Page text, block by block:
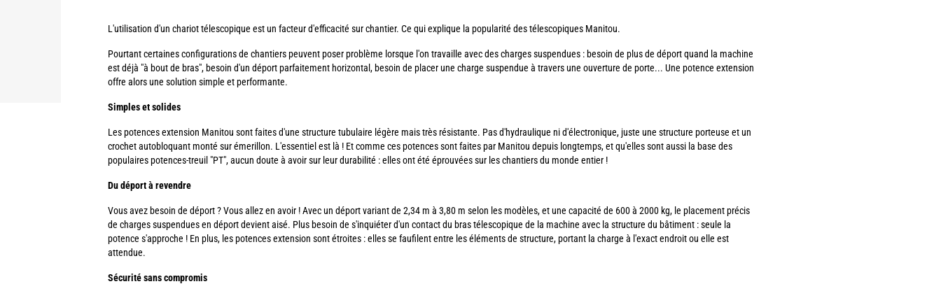
L'utilisation d'un chariot télescopique est un facteur d'efficacité sur chantier. Ce qui explique la popularité des télescopiques Manitou.
Pourtant certaines configurations de chantiers peuvent poser problème lorsque l'on travaille avec des charges suspendues : besoin de plus de déport quand la machine
est déjà "à bout de bras", besoin d'un déport parfaitement horizontal, besoin de placer une charge suspendue à travers une ouverture de porte... Une potence extension
offre alors une solution simple et performante.
Simples et solides
Les potences extension Manitou sont faites d'une structure tubulaire légère mais très résistante. Pas d'hydraulique ni d'électronique, juste une structure porteuse et un
crochet autobloquant monté sur émerillon. L'essentiel est là ! Et comme ces potences sont faites par Manitou depuis longtemps, et qu'elles sont aussi la base des
populaires potences-treuil "PT", aucun doute à avoir sur leur durabilité : elles ont été éprouvées sur les chantiers du monde entier !
Du déport à revendre
Vous avez besoin de déport ? Vous allez en avoir ! Avec un déport variant de 2,34 m à 3,80 m selon les modèles, et une capacité de 600 à 2000 kg, le placement précis
de charges suspendues en déport devient aisé. Plus besoin de s'inquiéter d'un contact du bras télescopique de la machine avec la structure du bâtiment : seule la
potence s'approche ! En plus, les potences extension sont étroites : elles se faufilent entre les éléments de structure, portant la charge à l'exact endroit ou elle est
attendue.
Sécurité sans compromis